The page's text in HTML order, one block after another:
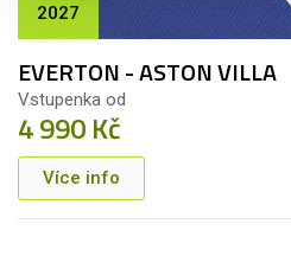
2027
EVERTON - ASTON VILLA
Vstupenka od
4 990 Kč
Více info